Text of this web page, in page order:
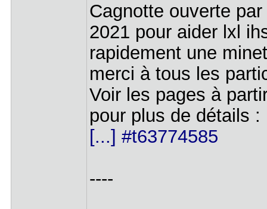
Cagnotte ouverte
2021 pour aider lxl
rapidement une
merci à tous les
Voir les pages à
pour plus de détails :
[...] #t63774585
----